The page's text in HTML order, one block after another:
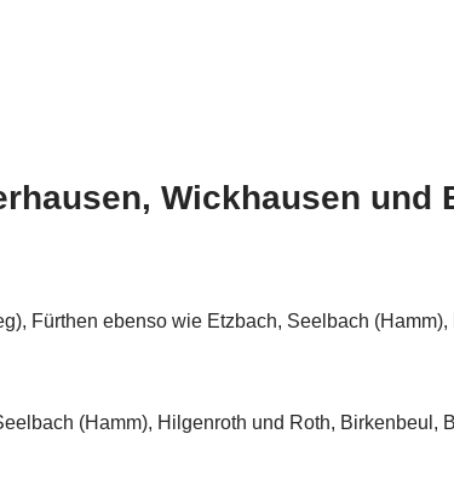
Wickhausen und
Fürthen ebenso wie Etzbach, Seelbach
(Hamm), Hilgenroth und Roth, Birkenbeul,